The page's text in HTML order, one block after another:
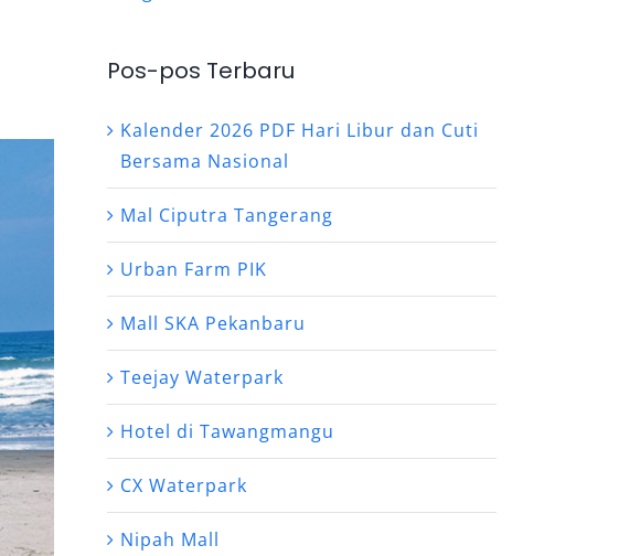
Pos-pos Terbaru
Kalender 2026 PDF Hari Libur dan Cuti
Bersama Nasional
Mal Ciputra Tangerang
Urban Farm PIK
Mall SKA Pekanbaru
Teejay Waterpark
Hotel di Tawangmangu
CX Waterpark
Nipah Mall